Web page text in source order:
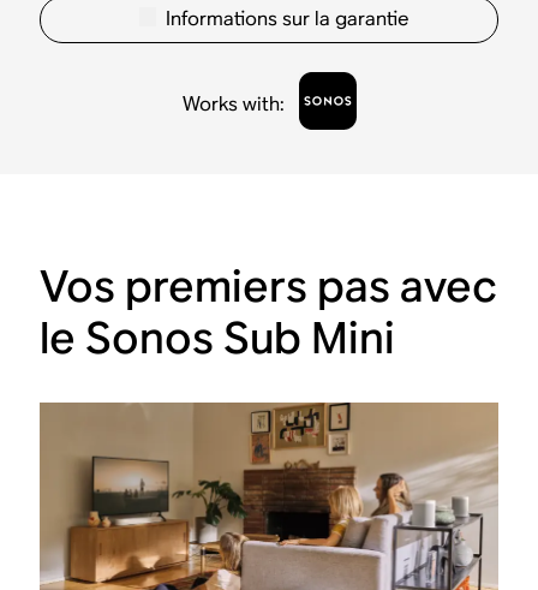
Informations sur la garantie
Works with:
Vos premiers pas avec
le Sonos Sub Mini